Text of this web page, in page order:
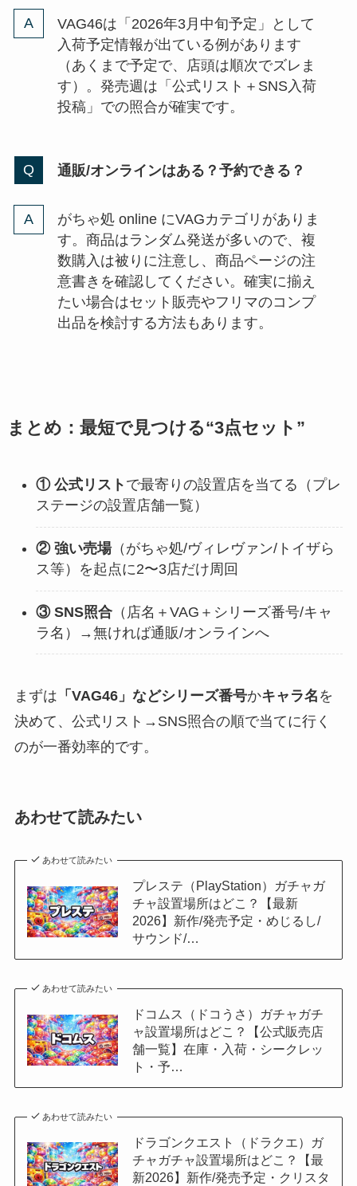
VAG46は「2026年3月中旬予定」として
入荷予定情報が出ている例があります
（あくまで予定で、店頭は順次でズレま
す）。発売週は「公式リスト＋SNS入荷
投稿」での照合が確実です。
通販/オンラインはある？予約できる？
がちゃ処 online にVAGカテゴリがありま
す。商品はランダム発送が多いので、複
数購入は被りに注意し、商品ページの注
意書きを確認してください。確実に揃え
たい場合はセット販売やフリマのコンプ
出品を検討する方法もあります。
まとめ：最短で見つける“3点セット”
① 公式リスト で最寄りの設置店を当てる（プレ
ステージの設置店舗一覧）
② 強い売場（がちゃ処/ヴィレヴァン/トイザら
ス等）を起点に2〜3店だけ周回
③ SNS照合（店名＋VAG＋シリーズ番号/キャ
ラ名）→無ければ通販/オンラインへ
まずは 「VAG46」などシリーズ番号かキャラ名 を
決めて、公式リスト→SNS照合の順で当てに行く
のが一番効率的です。
あわせて読みたい
あわせて読みたい
プレステ（PlayStation）ガチャガ
チャ設置場所はどこ？【最新
2026】新作/発売予定・めじるし/
サウンド/…
あわせて読みたい
ドコムス（ドコうさ）ガチャガチ
ャ設置場所はどこ？【公式販売店
舗一覧】在庫・入荷・シークレッ
ト・予…
あわせて読みたい
ドラゴンクエスト（ドラクエ）ガ
チャガチャ設置場所はどこ？【最
新2026】新作/発売予定・クリスタ